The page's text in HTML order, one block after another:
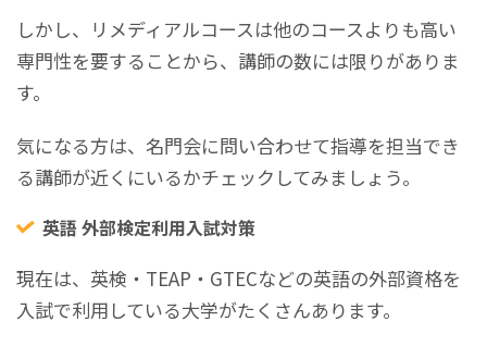
しかし、リメディアルコースは他のコースよりも高い
専門性を要することから、講師の数には限りがありま
す。
気になる方は、名門会に問い合わせて指導を担当でき
る講師が近くにいるかチェックしてみましょう。
英語 外部検定利用入試対策
現在は、英検・TEAP・GTECなどの英語の外部資格を
入試で利用している大学がたくさんあります。